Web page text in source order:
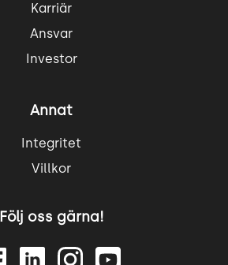
Karriär
Ansvar
Investor
Annat
Integritet
Villkor
Följ oss gärna!